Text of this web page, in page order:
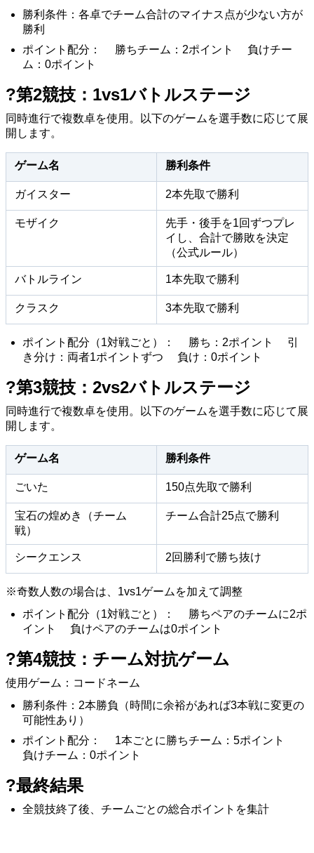
勝利条件：各卓でチーム合計のマイナス点が少ない方が
勝利
ポイント配分： 勝ちチーム：2ポイント 負けチー
ム：0ポイント
?第2競技：1vs1バトルステージ
同時進行で複数卓を使用。以下のゲームを選手数に応じて展
開します。
ゲーム名 勝利条件
ガイスター 2本先取で勝利
モザイク
先手・後手を1回ずつプレ
イし、合計で勝敗を決定
（公式ルール）
バトルライン 1本先取で勝利
クラスク 3本先取で勝利
ポイント配分（1対戦ごと）： 勝ち：2ポイント 引
き分け：両者1ポイントずつ 負け：0ポイント
?第3競技：2vs2バトルステージ
同時進行で複数卓を使用。以下のゲームを選手数に応じて展
開します。
ゲーム名 勝利条件
ごいた 150点先取で勝利
宝石の煌めき（チーム
戦）
チーム合計25点で勝利
シークエンス 2回勝利で勝ち抜け
※奇数人数の場合は、1vs1ゲームを加えて調整
ポイント配分（1対戦ごと）： 勝ちペアのチームに2ポ
イント 負けペアのチームは0ポイント
?第4競技：チーム対抗ゲーム
使用ゲーム：コードネーム
勝利条件：2本勝負（時間に余裕があれば3本戦に変更の
可能性あり）
ポイント配分： 1本ごとに勝ちチーム：5ポイント
負けチーム：0ポイント
?最終結果
全競技終了後、チームごとの総合ポイントを集計